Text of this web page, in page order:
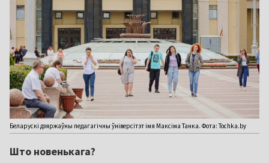
Беларускі дзяржаўны педагагічны ўніверсітэт імя Максіма Танка. Фота: Tochka.by
Што новенькага?